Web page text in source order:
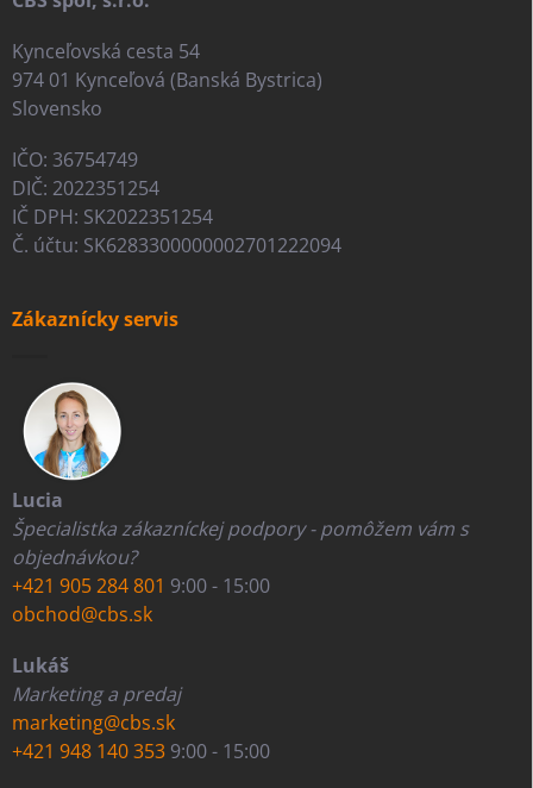
Kynceľovská cesta 54
974 01 Kynceľová (Banská Bystrica)
Slovensko
IČO: 36754749
DIČ: 2022351254
IČ DPH: SK2022351254
Č. účtu: SK6283300000002701222094
Zákaznícky servis
Lucia
Špecialistka zákazníckej podpory - pomôžem vám s
objednávkou?
+421 905 284 801 9:00 - 15:00
obchod@cbs.sk
Lukáš
Marketing a predaj
marketing@cbs.sk
+421 948 140 353 9:00 - 15:00